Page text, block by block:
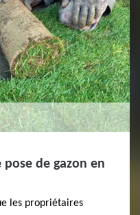
de gazon en
les propriétaires